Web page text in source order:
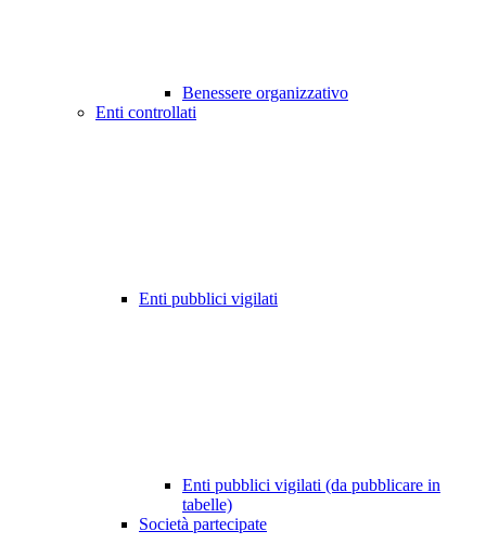
Benessere organizzativo
Enti controllati
Enti pubblici vigilati
Enti pubblici vigilati (da pubblicare in
tabelle)
Società partecipate